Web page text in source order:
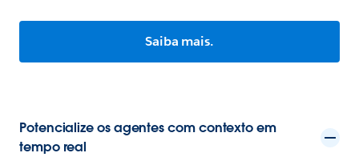
Saiba mais.
Potencialize os agentes com contexto em
tempo real